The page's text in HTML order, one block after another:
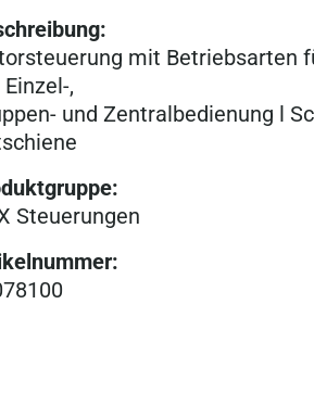
mit Betriebsarten
,
und Zentralbedienung l
:
Steuerungen
: